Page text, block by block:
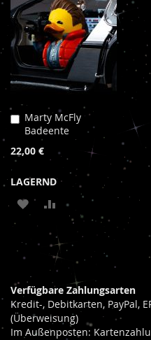
HINZUFÜGEN
HINZUFÜGEN
Marty McFly
Badeente
22,00 €
LAGERND
In
den
Warenkorb
ZUR
WUNSCHLISTE
HINZUFÜGEN
ZUR
VERGLEICHSLISTE
HINZUFÜGEN
Verfügbare Zahlungsarten
Kredit-, Debitkarten, PayPal,
(Überweisung)
Im Außenposten: